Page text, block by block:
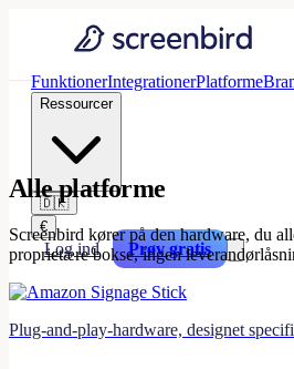
FunktionerIntegrationerPlatforme
Ressourcer
🇩🇰
€
Log ind Prøv gratis
Alle platforme
Screenbird kører på den hardware, du
proprietære bokse, ingen
Plug-and-play-hardware, designet